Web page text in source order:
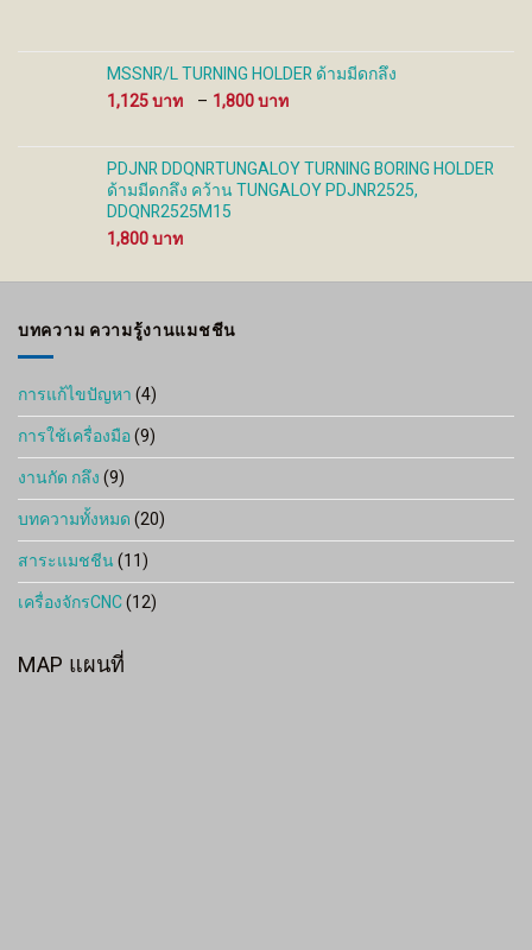
MSSNR/L TURNING HOLDER ด้ามมีดกลึง
1,125
– 1,800
1,125 ฿
through
1,800 ฿
PDJNR DDQNRTUNGALOY TURNING BORING HOLDER
ด้ามมีดกลึง คว้าน TUNGALOY PDJNR2525,
DDQNR2525M15
1,800
บทความ ความรู้งานแมชชีน
การแก้ไขปัญหา(4)
การใช้เครื่องมือ(9)
งานกัด กลึง(9)
บทความทั้งหมด(20)
สาระแมชชีน(11)
เครื่องจักรCNC(12)
MAP แผนที่